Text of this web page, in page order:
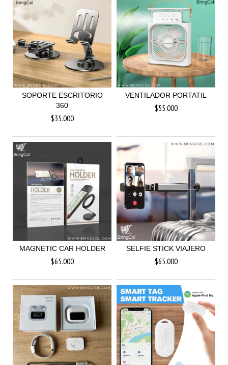
SOPORTE ESCRITORIO
360
$35.000
VENTILADOR PORTATIL
$55.000
MAGNETIC CAR HOLDER
$65.000
SELFIE STICK VIAJERO
$65.000